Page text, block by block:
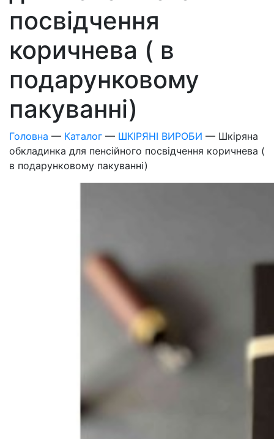
посвідчення
коричнева ( в
подарунковому
пакуванні)
Головна — Каталог — ШКІРЯНІ ВИРОБИ — Шкіряна
обкладинка для пенсійного посвідчення коричнева (
в подарунковому пакуванні)